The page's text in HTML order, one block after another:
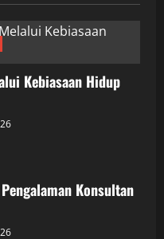
Kebiasaan Hidup
Konsultan